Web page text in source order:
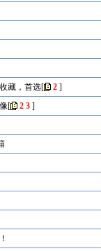
藏，首选[ 2]
[ 2 3]